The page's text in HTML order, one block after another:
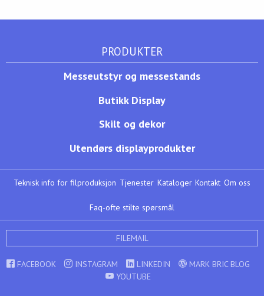
PRODUKTER
Messeutstyr og messestands
Butikk Display
Skilt og dekor
Utendørs displayprodukter
Teknisk info for filproduksjon Tjenester Kataloger Kontakt Om oss
Faq-ofte stilte spørsmål
FILEMAIL
FACEBOOK INSTAGRAM LINKEDIN
MARK BRIC BLOG
YOUTUBE